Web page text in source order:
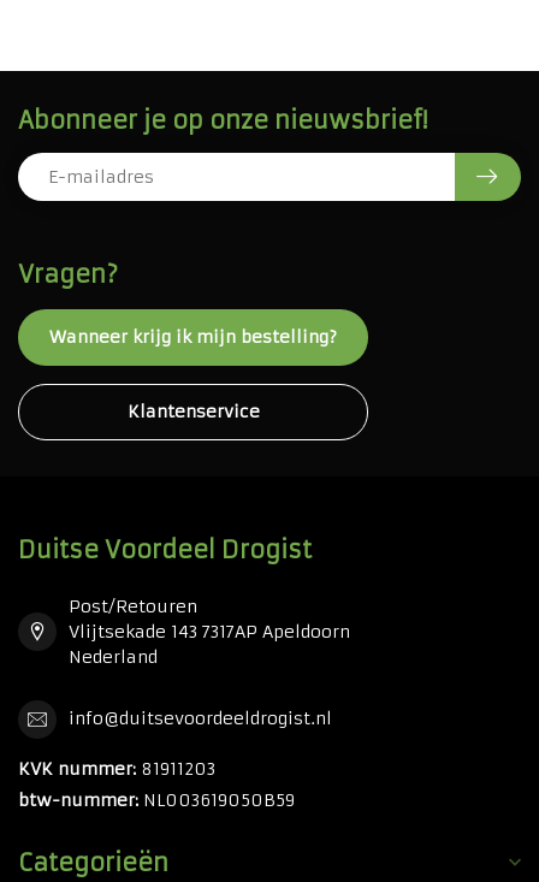
Vragen?
Wanneer krijg ik mijn bestelling?
Klantenservice
Abonneer je op onze nieuwsbrief!
Duitse Voordeel Drogist
Post/Retouren
Vlijtsekade 143 7317AP Apeldoorn
Nederland
info@duitsevoordeeldrogist.nl
KVK nummer: 81911203
btw-nummer: NL003619050B59
Categorieën